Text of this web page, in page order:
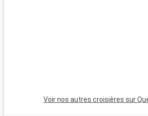
Voir nos autres croisières sur